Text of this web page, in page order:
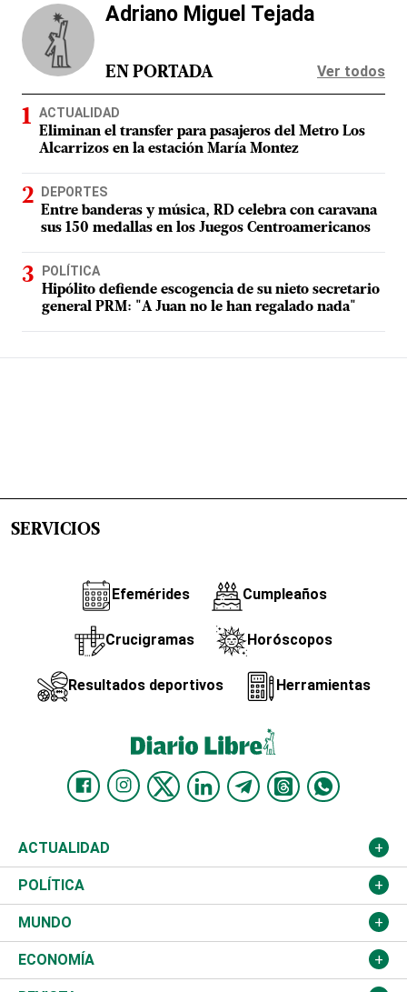
Adriano Miguel Tejada
EN PORTADA Ver todos
ACTUALIDAD
Eliminan el transfer para pasajeros del Metro Los
Alcarrizos en la estación María Montez
DEPORTES
Entre banderas y música, RD celebra con caravana
sus 150 medallas en los Juegos Centroamericanos
POLÍTICA
Hipólito defiende escogencia de su nieto secretario
general PRM: "A Juan no le han regalado nada"
SERVICIOS
Efemérides Cumpleaños
Crucigramas Horóscopos
Resultados deportivos Herramientas
ACTUALIDAD
Nacional
Ciudad
Educación
POLÍTICA
Partidos
JCE
MUNDO
Estados Unidos
ECONOMÍA